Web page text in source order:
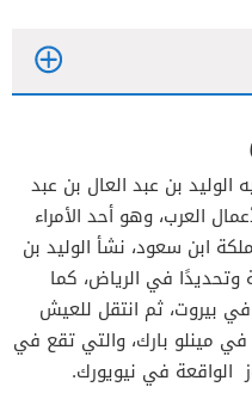
بن طلال
الوليد بن عبد العال بن عبد
العرب، وهو أحد الأمراء
ابن سعود، نشأ الوليد بن
وتحديدًا في الرياض، كما
بيروت، ثم انتقل للعيش
في مينلو بارك، والتي تقع في
الواقعة في نيويورك.